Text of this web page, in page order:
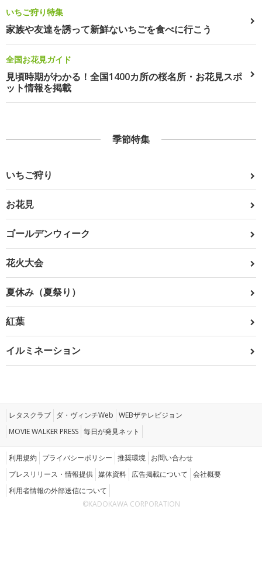
いちご狩り特集
家族や友達を誘って新鮮ないちごを食べに行こう
全国お花見ガイド
見頃時期がわかる！全国1400カ所の桜名所・お花見スポ
ット情報を掲載
季節特集
いちご狩り
お花見
ゴールデンウィーク
花火大会
夏休み（夏祭り）
紅葉
イルミネーション
レタスクラブ ダ・ヴィンチWeb WEBザテレビジョン
MOVIE WALKER PRESS 毎日が発見ネット
利用規約 プライバシーポリシー 推奨環境 お問い合わせ
プレスリリース・情報提供 媒体資料 広告掲載について 会社概要
利用者情報の外部送信について
©KADOKAWA CORPORATION